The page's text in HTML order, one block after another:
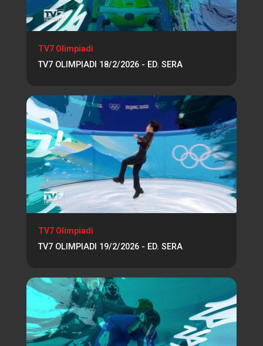
TV7 Olimpiadi
TV7 OLIMPIADI 18/2/2026 - ED. SERA
TV7 Olimpiadi
TV7 OLIMPIADI 19/2/2026 - ED. SERA